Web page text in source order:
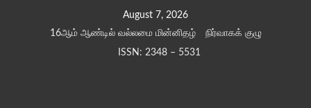
August 7, 2026
16ஆம் ஆண்டில் வல்லமை மின்னிதழ்
நிர்வாகக் குழு
ISSN: 2348 – 5531